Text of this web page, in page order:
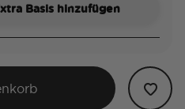
Basis hinzufügen